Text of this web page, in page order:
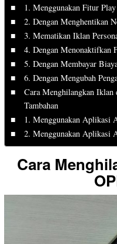
1. Menggunakan Fitur
2. Dengan Menghentikan
3. Mematikan Iklan
4. Dengan Menonaktifkan
5. Dengan Membayar
6. Dengan Mengubah
Cara Menghilangkan
Tambahan
1. Menggunakan Aplikasi
2. Menggunakan Aplikasi
Cara